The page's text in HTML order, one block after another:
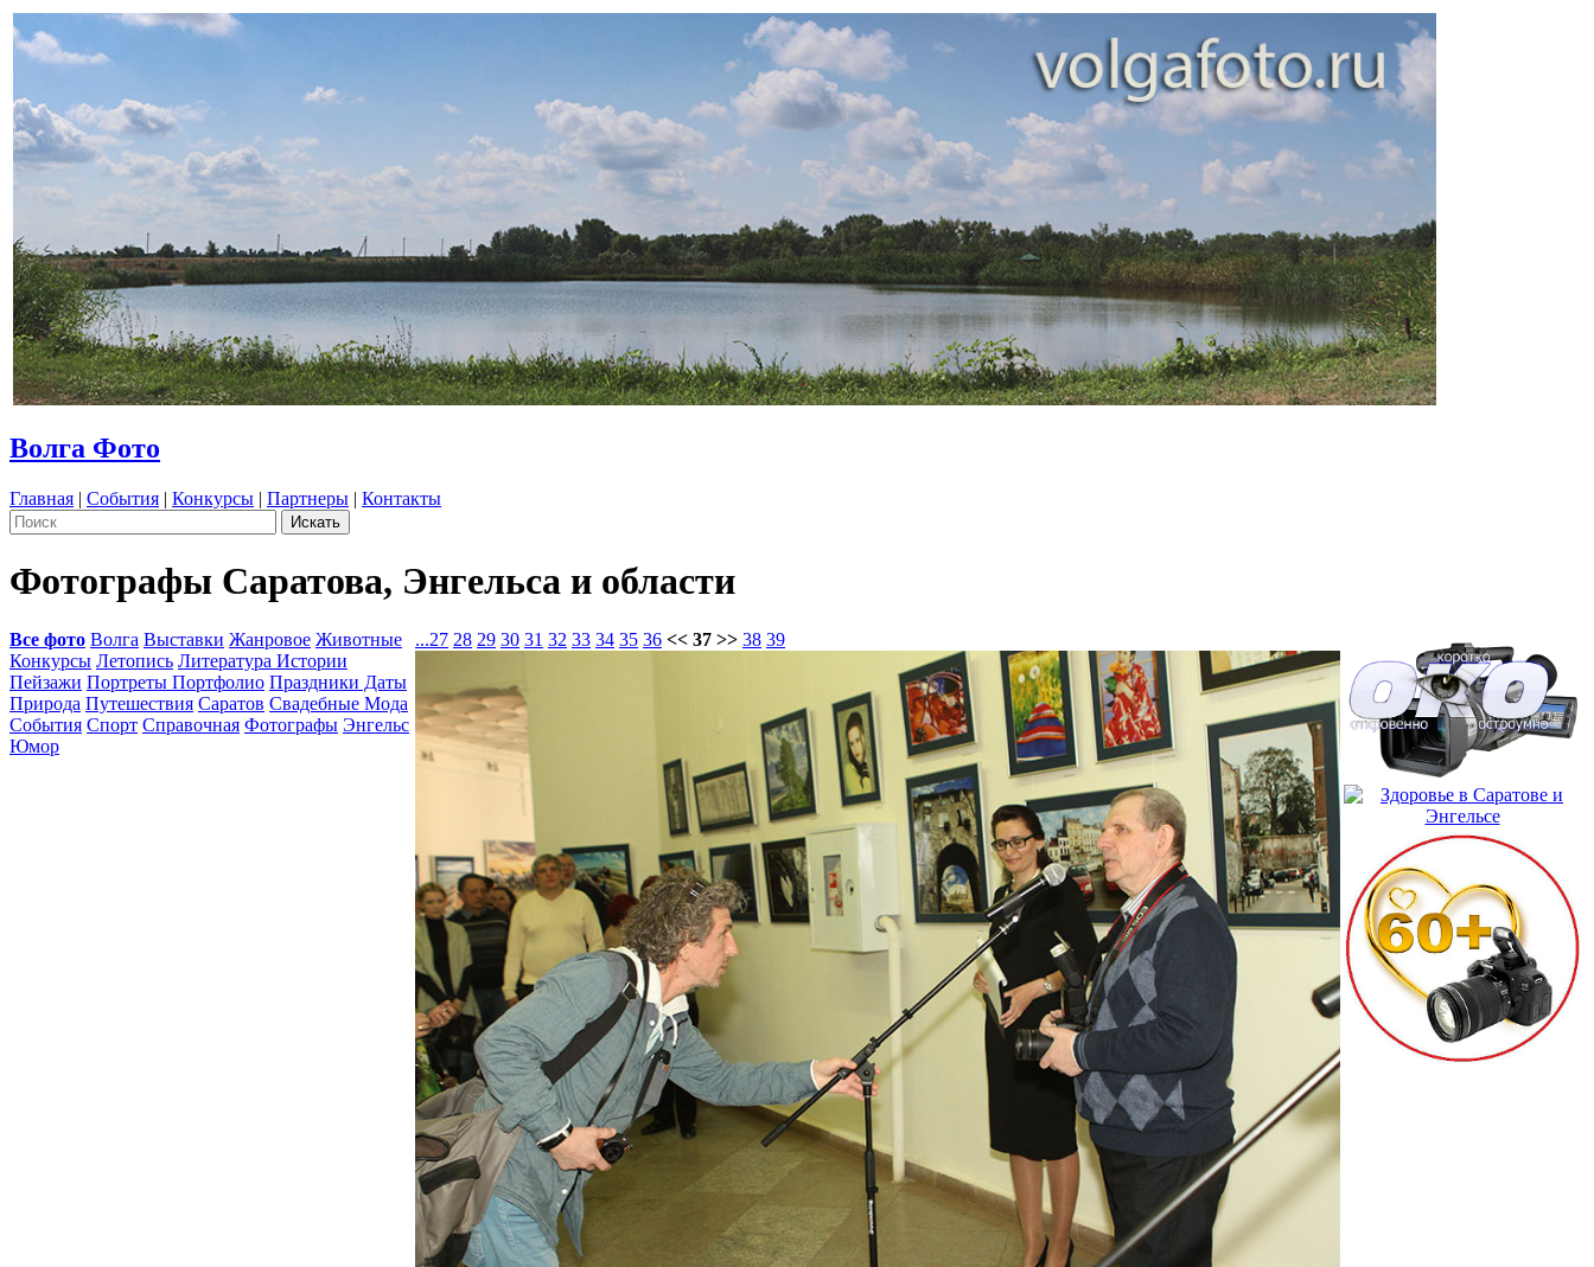
Волга Фото
Главная | События | Конкурсы | Партнеры | Контакты
Фотографы Саратова, Энгельса и области
Все фото Волга Выставки Жанровое Животные
Конкурсы Летопись Литература Истории
Пейзажи Портреты Портфолио Праздники Даты
Природа Путешествия Саратов Свадебные Мода
События Спорт Справочная Фотографы Энгельс
Юмор
...27 28 29 30 31 32 33 34 35 36 << 37 >> 38 39